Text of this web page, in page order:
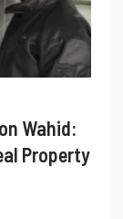
Wahid:
Property